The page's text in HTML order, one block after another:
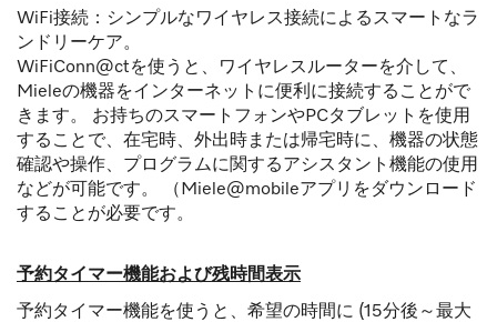
WiFi接続：シンプルなワイヤレス接続によるスマートなラ
ンドリーケア。
WiFiConn@ctを使うと、ワイヤレスルーターを介して、
Mieleの機器をインターネットに便利に接続することがで
きます。 お持ちのスマートフォンやPCタブレットを使用
することで、在宅時、外出時または帰宅時に、機器の状態
確認や操作、プログラムに関するアシスタント機能の使用
などが可能です。 （Miele@mobileアプリをダウンロード
することが必要です。
予約タイマー機能および残時間表示
予約タイマー機能を使うと、希望の時間に (15分後～最大